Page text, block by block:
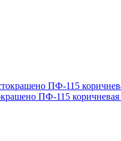
ПФ-115 коричневая